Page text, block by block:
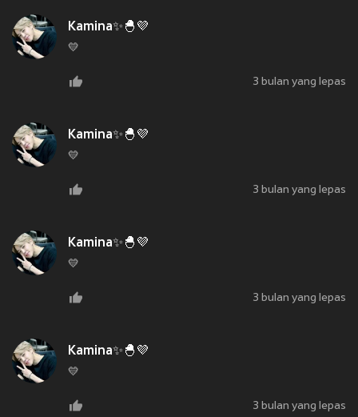
Kamina✨🐣💜
💛
3 bulan yang lepas
Kamina✨🐣💜
💛
3 bulan yang lepas
Kamina✨🐣💜
💛
3 bulan yang lepas
Kamina✨🐣💜
💛
3 bulan yang lepas